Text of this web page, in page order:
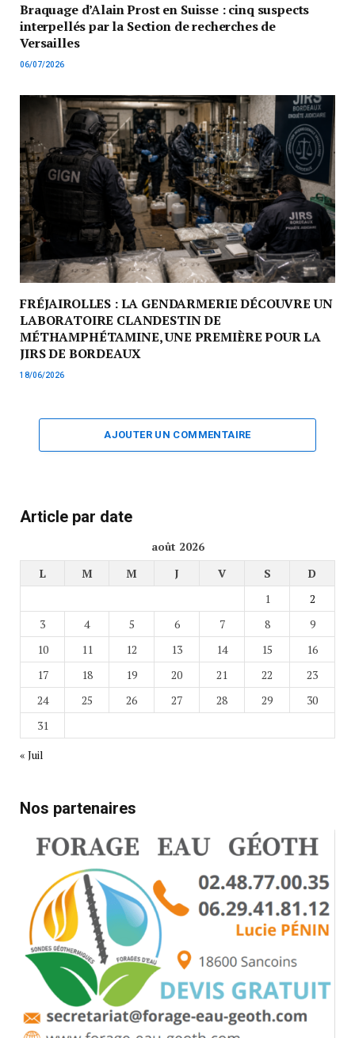
Braquage d’Alain Prost en Suisse : cinq suspects
interpellés par la Section de recherches de
Versailles
06/07/2026
FRÉJAIROLLES : LA GENDARMERIE DÉCOUVRE UN
LABORATOIRE CLANDESTIN DE
MÉTHAMPHÉTAMINE, UNE PREMIÈRE POUR LA
JIRS DE BORDEAUX
18/06/2026
AJOUTER UN COMMENTAIRE
Article par date
août 2026
L
M M J V S
D
1
2
3
4 5 6 7 8
9
10
11 12 13 14 15
16
17
18 19 20 21 22
23
24
25 26 27 28 29
30
31
« Juil
Nos partenaires